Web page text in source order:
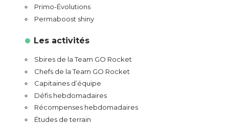
Primo-Évolutions
Permaboost shiny
Les activités
Sbires de la Team GO Rocket
Chefs de la Team GO Rocket
Capitaines d’équipe
Défis hebdomadaires
Récompenses hebdomadaires
Études de terrain